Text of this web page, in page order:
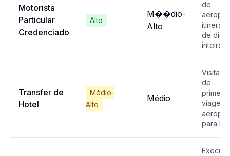
Motorista
Particular
Credenciado
Alto
M��dio-
Alto
de
de dia
inteiro
Transfer de
Hotel
Médio-
Alto
Médio
de
primeira
viagem,
para